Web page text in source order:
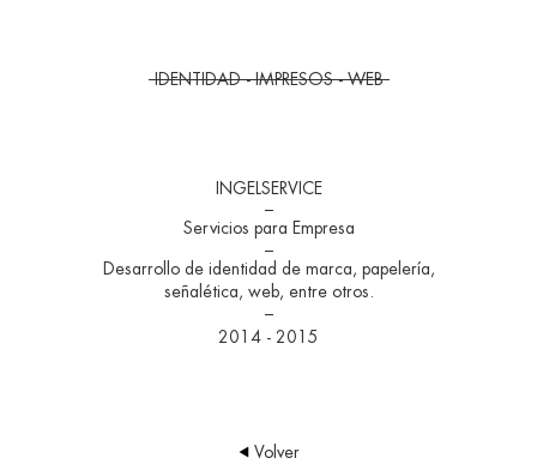
IDENTIDAD - IMPRESOS - WEB
INGELSERVICE
Servicios para Empresa
Desarrollo de identidad de marca, papelería,
señalética, web, entre otros.
2014 - 2015
Volver